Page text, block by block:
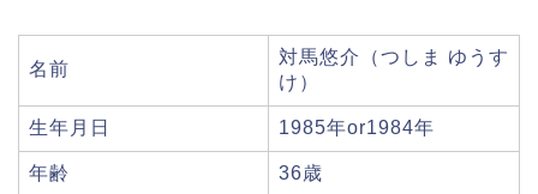
名前
対馬悠介（つしま ゆうす
け）
生年月日 1985年or1984年
年齢 36歳